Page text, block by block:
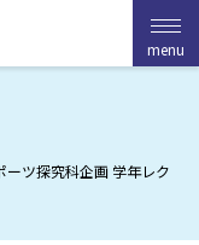
ーツ探究科企画 学年レク
menu
menu